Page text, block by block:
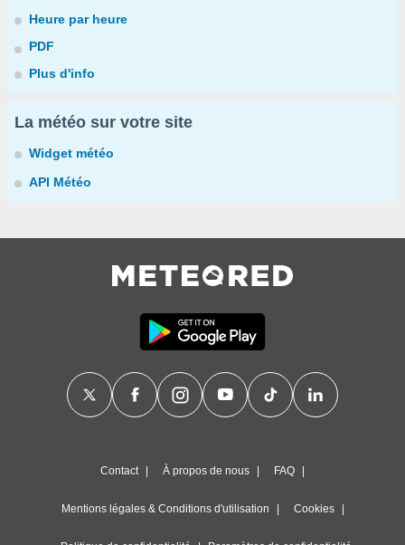
Heure par heure
PDF
Plus d'info
La météo sur votre site
Widget météo
API Météo
Contact À propos de nous FAQ
Mentions légales & Conditions d'utilisation Cookies